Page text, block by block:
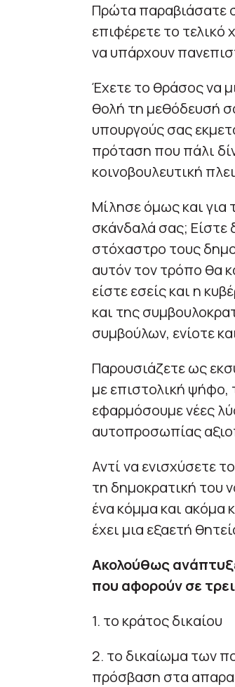
Πρώτα παραβιάσατε
επιφέρετε το
να υπάρχουν
Έχετε το θράσος να
θολή τη μεθόδευσή
υπουργούς σας
πρόταση που πάλι
κοινοβουλευτική
Μίλησε όμως και για
σκάνδαλά σας; Είστε
στόχαστρο τους
αυτόν τον τρόπο θα
είστε εσείς και η
και της
συμβούλων, ενίοτε
Παρουσιάζετε ως
με επιστολική
εφαρμόσουμε νέες
αυτοπροσωπίας
Αντί να ενισχύσετε
τη δημοκρατική του
ένα κόμμα και ακόμα
έχει μια εξαετή
Ακολούθως
που αφορούν σε
1. το κράτος δικαίου
2. το δικαίωμα των
πρόσβαση στα